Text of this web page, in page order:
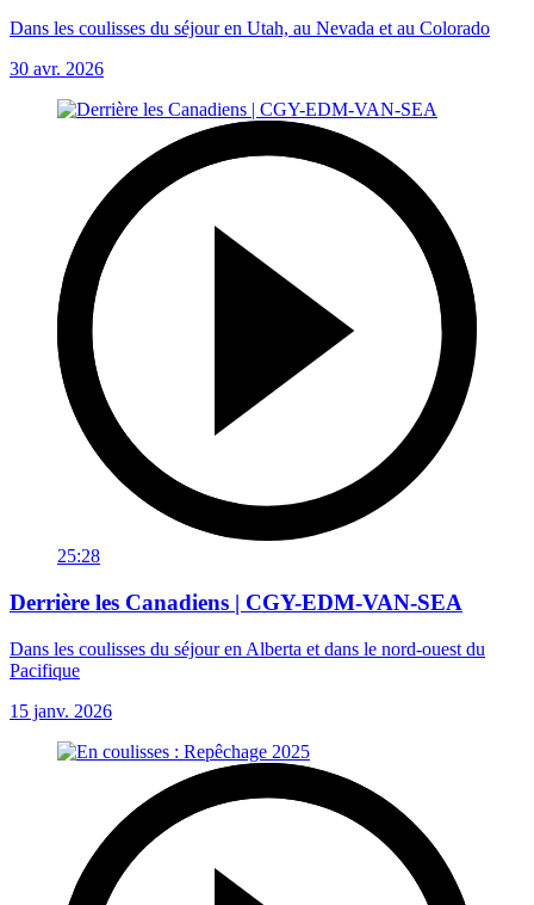
Dans les coulisses du séjour en Utah, au Nevada et au Colorado
30 avr. 2026
25:28
Derrière les Canadiens | CGY-EDM-VAN-SEA
Dans les coulisses du séjour en Alberta et dans le nord-ouest du
Pacifique
15 janv. 2026